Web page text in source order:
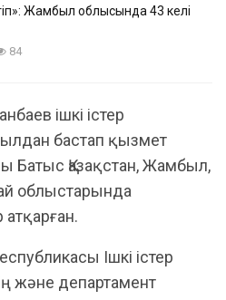
Жамбыл облысында 43 келі
84
ішкі істер
бастап қызмет
Батыс Қазақстан, Жамбыл,
облыстарында
Ішкі істер
және департамент